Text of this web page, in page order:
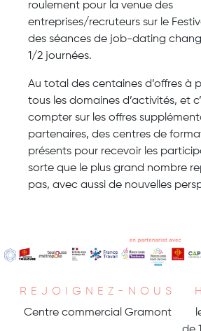
roulement pour la venue des
entreprises/recruteurs sur le
des séances de job-dating
1/2 journées.
Au total des centaines d’offres à
tous les domaines d’activités, et
compter sur les offres
partenaires, des centres de
présents pour recevoir les
sorte que le plus grand nombre
pas, avec aussi de nouvelles
REJOIGNEZ-NOUS
Centre commercial Gramont